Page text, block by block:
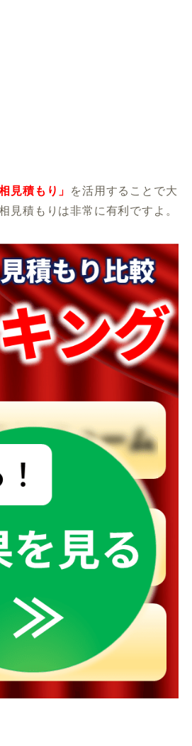
相見積もり」
を活用することで大
見積もりは非常に有利ですよ。